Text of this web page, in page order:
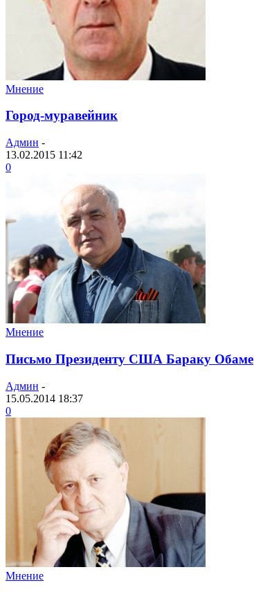
Мнение
Город-муравейник
Админ -
13.02.2015 11:42
0
Мнение
Письмо Президенту США Бараку Обаме
Админ -
15.05.2014 18:37
0
Мнение